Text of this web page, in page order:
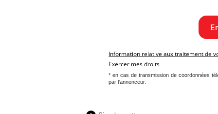
Information relative aux traitement de
Exercer mes droits
* en cas de transmission de coordonnées
par l'annonceur.